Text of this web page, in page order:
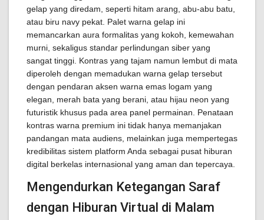
gelap yang diredam, seperti hitam arang, abu-abu batu,
atau biru navy pekat. Palet warna gelap ini
memancarkan aura formalitas yang kokoh, kemewahan
murni, sekaligus standar perlindungan siber yang
sangat tinggi. Kontras yang tajam namun lembut di mata
diperoleh dengan memadukan warna gelap tersebut
dengan pendaran aksen warna emas logam yang
elegan, merah bata yang berani, atau hijau neon yang
futuristik khusus pada area panel permainan. Penataan
kontras warna premium ini tidak hanya memanjakan
pandangan mata audiens, melainkan juga mempertegas
kredibilitas sistem platform Anda sebagai pusat hiburan
digital berkelas internasional yang aman dan tepercaya.
Mengendurkan Ketegangan Saraf
dengan Hiburan Virtual di Malam